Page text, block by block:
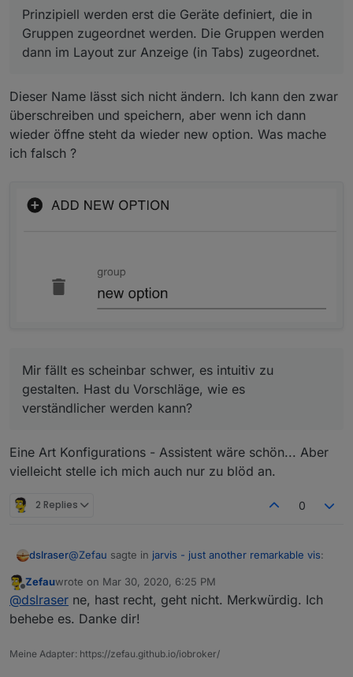
kann?
Prinzipiell werden erst die Geräte definiert, die in
Gruppen zugeordnet werden. Die Gruppen werden
dann im Layout zur Anzeige (in Tabs) zugeordnet.
Hast du Vorschläge, wie es verständlicher werden
Prinzipiell werden erst die Geräte definiert, die in
Gruppen zugeordnet werden. Die Gruppen werden
Prinzipiell werden erst die Geräte definiert, die in
Gruppen zugeordnet werden. Die Gruppen werden
dann im Layout zur Anzeige (in Tabs) zugeordnet.
Dieser Name lässt sich nicht ändern. Ich kann den zwar
überschreiben und speichern, aber wenn ich dann
wieder öffne steht da wieder new option. Was mache
ich falsch ?
Mir fällt es scheinbar schwer, es intuitiv zu
gestalten. Hast du Vorschläge, wie es
verständlicher werden kann?
Eine Art Konfigurations - Assistent wäre schön... Aber
vielleicht stelle ich mich auch nur zu blöd an.
2 Replies 0
dslraser@Zefau sagte in jarvis - just another remarkable vis:
Prinzipiell werden erst die Geräte definiert, die in
Gruppen zugeordnet werden. Die Gruppen
werden dann im Layout zur Anzeige (in Tabs)
Dieser Name lässt sich nicht ändern. Ich kann den
dann wieder öffne steht da wieder new option. Was
Offline
Zefauwrote on Mar 30, 2020, 6:25 PM
last edited by
@dslraser ne, hast recht, geht nicht. Merkwürdig. Ich
behebe es. Danke dir!
Meine Adapter: https://zefau.github.io/iobroker/